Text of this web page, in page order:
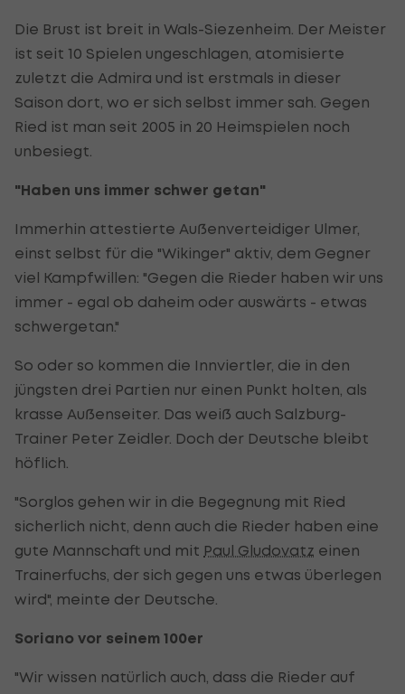
Die Brust ist breit in Wals-Siezenheim. Der Meister
ist seit 10 Spielen ungeschlagen, atomisierte
zuletzt die Admira und ist erstmals in dieser
Saison dort, wo er sich selbst immer sah. Gegen
Ried ist man seit 2005 in 20 Heimspielen noch
unbesiegt.
"Haben uns immer schwer getan"
Immerhin attestierte Außenverteidiger Ulmer,
einst selbst für die "Wikinger" aktiv, dem Gegner
viel Kampfwillen: "Gegen die Rieder haben wir uns
immer - egal ob daheim oder auswärts - etwas
schwergetan."
So oder so kommen die Innviertler, die in den
jüngsten drei Partien nur einen Punkt holten, als
krasse Außenseiter. Das weiß auch Salzburg-
Trainer Peter Zeidler. Doch der Deutsche bleibt
höflich.
"Sorglos gehen wir in die Begegnung mit Ried
sicherlich nicht, denn auch die Rieder haben eine
gute Mannschaft und mit Paul Gludovatz einen
Trainerfuchs, der sich gegen uns etwas überlegen
wird", meinte der Deutsche.
Soriano vor seinem 100er
"Wir wissen natürlich auch, dass die Rieder auf